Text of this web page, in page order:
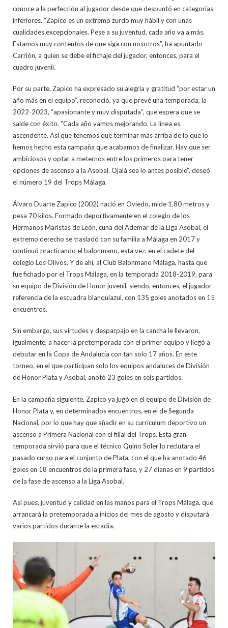
conoce a la perfección al jugador desde que despuntó en categorías
inferiores. “Zapico es un extremo zurdo muy hábil y con unas
cualidades excepcionales. Pese a su juventud, cada año va a más.
Estamos muy contentos de que siga con nosotros”, ha apuntado
Carrión, a quien se debe el fichaje del jugador, entonces, para el
cuadro juvenil.
Por su parte, Zapico ha expresado su alegría y gratitud “por estar un
año más en el equipo”, reconoció, ya que prevé una temporada, la
2022-2023, “apasionante y muy disputada”, que espera que se
salde con éxito. “Cada año vamos mejorando. La línea es
ascendente. Así que tenemos que terminar más arriba de lo que lo
hemos hecho esta campaña que acabamos de finalizar. Hay que ser
ambiciosos y optar a meternos entre los primeros para tener
opciones de ascenso a la Asobal. Ojalá sea lo antes posible”, deseó
el número 19 del Trops Málaga.
Álvaro Duarte Zapico (2002) nació en Oviedo, mide 1,80 metros y
pesa 70 kilos. Formado deportivamente en el colegio de los
Hermanos Maristas de León, cuna del Ademar de la Liga Asobal, el
extremo derecho se trasladó con su familia a Málaga en 2017 y
continuó practicando el balonmano, esta vez, en el cadete del
colegio Los Olivos. Y de ahí, al Club Balonmano Málaga, hasta que
fue fichado por el Trops Málaga, en la temporada 2018-2019, para
su equipo de División de Honor juvenil, siendo, entonces, el jugador
referencia de la escuadra blanquiazul, con 135 goles anotados en 15
encuentros.
Sin embargo, sus virtudes y desparpajo en la cancha le llevaron,
igualmente, a hacer la pretemporada con el primer equipo y llegó a
debutar en la Copa de Andalucía con tan solo 17 años. En este
torneo, en el que participan solo los equipos andaluces de División
de Honor Plata y Asobal, anotó 23 goles en seis partidos.
En la campaña siguiente, Zapico ya jugó en el equipo de División de
Honor Plata y, en determinados encuentros, en el de Segunda
Nacional, por lo que hay que añadir en su currículum deportivo un
ascenso a Primera Nacional con el filial del Trops. Esta gran
temporada sirvió para que el técnico Quino Soler lo reclutara el
pasado curso para el conjunto de Plata, con el que ha anotado 46
goles en 18 encuentros de la primera fase, y 27 dianas en 9 partidos
de la fase de ascenso a la Liga Asobal.
Así pues, juventud y calidad en las manos para el Trops Málaga, que
arrancará la pretemporada a inicios del mes de agosto y disputará
varios partidos durante la estadía.